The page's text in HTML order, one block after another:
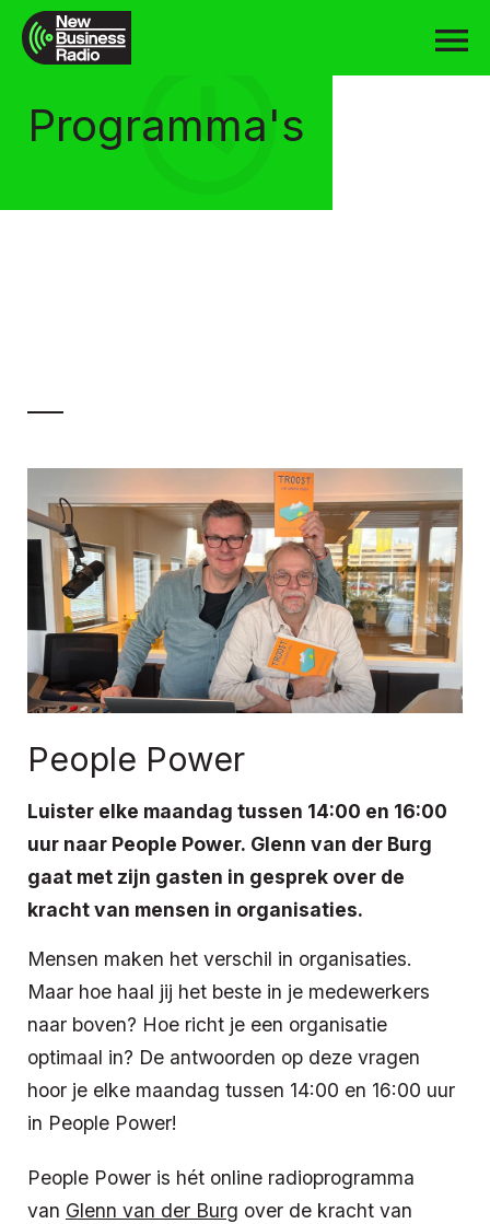
Programma's
People Power
Luister elke maandag tussen 14:00 en 16:00
uur naar People Power. Glenn van der Burg
gaat met zijn gasten in gesprek over de
kracht van mensen in organisaties.
Mensen maken het verschil in organisaties.
Maar hoe haal jij het beste in je medewerkers
naar boven? Hoe richt je een organisatie
optimaal in? De antwoorden op deze vragen
hoor je elke maandag tussen 14:00 en 16:00 uur
in People Power!
People Power is hét online radioprogramma
van Glenn van der Burg over de kracht van